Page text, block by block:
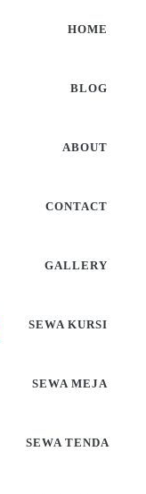
HOME
BLOG
ABOUT
CONTACT
GALLERY
SEWA KURSI
SEWA MEJA
SEWA TENDA